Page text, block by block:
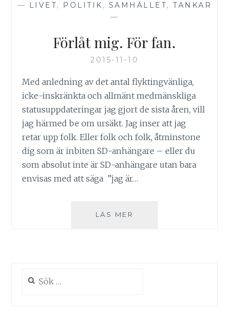
— LIVET, POLITIK , SAMHÄLLET,TANKAR
—
Förlåt mig. För fan.
2015-11-10
Med anledning av det antal flyktingvänliga,
icke-inskränkta och allmänt medmänskliga
statusuppdateringar jag gjort de sista åren, vill
jag härmed be om ursäkt. Jag inser att jag
retar upp folk. Eller folk och folk, åtminstone
dig som är inbiten SD-anhängare – eller du
som absolut inte är SD-anhängare utan bara
envisas med att säga ”jag är…
LÄS MER
efter: